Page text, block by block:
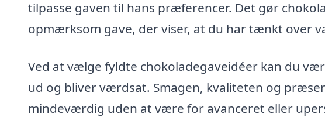
tilpasse gaven til hans præferencer. Det gør
opmærksom gave, der viser, at du har tænkt over
Ved at vælge fyldte chokoladegaveidéer kan du
ud og bliver værdsat. Smagen, kvaliteten og
mindeværdig uden at være for avanceret eller